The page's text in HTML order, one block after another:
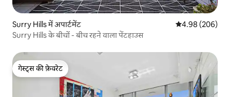
Surry Hills में अपार्टमेंट औसत रेटिंग 5 में से
4.98 (206)
Surry Hills के बीचों - बीच रहने वाला पेंटहाउस
गेस्ट्स की फ़ेवरेट
गेस्ट्स की फ़ेवरेट